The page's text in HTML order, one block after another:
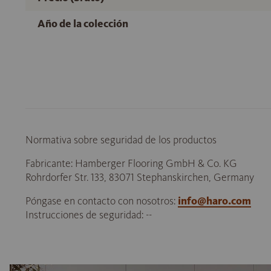
Año de la colección
Normativa sobre seguridad de los productos
Fabricante: Hamberger Flooring GmbH & Co. KG
Rohrdorfer Str. 133, 83071 Stephanskirchen, Germany
Póngase en contacto con nosotros: info@haro.com
Instrucciones de seguridad: --